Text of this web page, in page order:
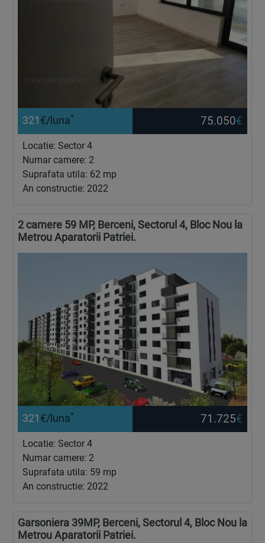
321 €/luna* 75.050€
Locatie: Sector 4
Numar camere: 2
Suprafata utila: 62 mp
An constructie: 2022
2 camere 59 MP, Berceni, Sectorul 4, Bloc Nou la
Metrou Aparatorii Patriei.
321 €/luna* 71.725€
Locatie: Sector 4
Numar camere: 2
Suprafata utila: 59 mp
An constructie: 2022
Garsoniera 39MP, Berceni, Sectorul 4, Bloc Nou la
Metrou Aparatorii Patriei.